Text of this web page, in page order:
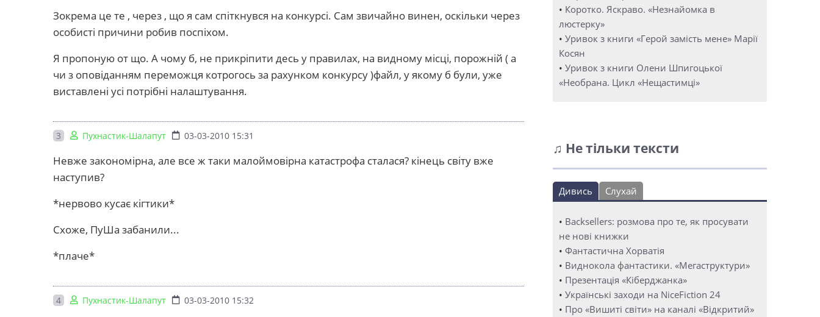
Зокрема це те , через , що я сам спіткнувся на конкурсі. Сам звичайно винен, оскільки через
особисті причини робив поспіхом.
Я пропоную от що. А чому б, не прикріпити десь у правилах, на видному місці, порожній ( а
чи з оповіданням переможця котрогось за рахунком конкурсу )файл, у якому б були, уже
виставлені усі потрібні налаштування.
3 Пухнастик-Шалапут 03-03-2010 15:31
Невже закономірна, але все ж таки малоймовірна катастрофа сталася? кінець світу вже
наступив?
*нервово кусає кігтики*
Схоже, ПуШа забанили...
*плаче*
4 Пухнастик-Шалапут 03-03-2010 15:32
• Коротко. Яскраво. «Незнайомка в
люстерку»
• Уривок з книги «Герой замість мене» Марії
Косян
• Уривок з книги Олени Шпигоцької
«Необрана. Цикл «Нещастимці»
♫ Не тільки тексти
Дивись Слухай
• Backsellers: розмова про те, як просувати
не нові книжки
• Фантастична Хорватія
• Виднокола фантастики. «Мегаструктури»
• Презентація «Кіберджанка»
• Українські заходи на NiceFiction 24
• Про «Вишиті світи» на каналі «Відкритий»